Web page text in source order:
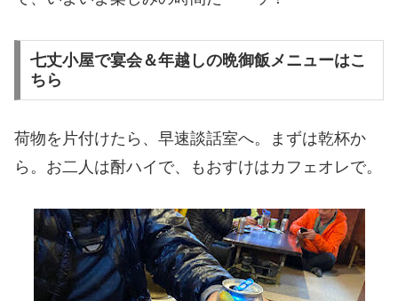
七丈小屋で宴会＆年越しの晩御飯メニューはこ
ちら
荷物を片付けたら、早速談話室へ。まずは乾杯か
ら。お二人は酎ハイで、もおすけはカフェオレで。